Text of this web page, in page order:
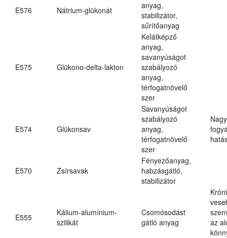
E576 Nátrium-glükonát
anyag,
stabilizátor,
sűrítőanyag
E575 Glükono-delta-lakton
Kelátképző
anyag,
savanyúságot
szabályozó
anyag,
térfogatnövelő
szer
E574 Glükonsav
Savanyúságot
szabályozó
anyag,
térfogatnövelő
szer
E570 Zsírsavak
Fényezőanyag,
habzásgátló,
stabilizátor
E555
Kálium-alumínium-
szilikát
Csomósodást
gátló anyag
az